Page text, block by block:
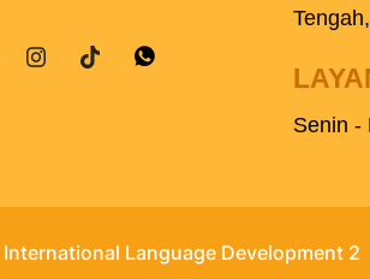
Senin -
Language Development 2